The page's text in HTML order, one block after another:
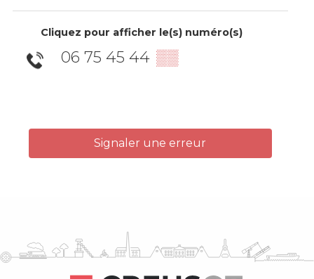
Cliquez pour afficher le(s) numéro(s)
06 75 45 44 ▒▒
Signaler une erreur